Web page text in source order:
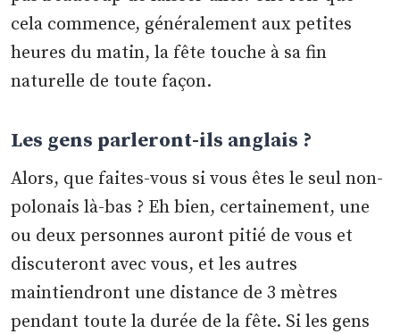
cela commence, généralement aux petites
heures du matin, la fête touche à sa fin
naturelle de toute façon.
Les gens parleront-ils anglais ?
Alors, que faites-vous si vous êtes le seul non-
polonais là-bas ? Eh bien, certainement, une
ou deux personnes auront pitié de vous et
discuteront avec vous, et les autres
maintiendront une distance de 3 mètres
pendant toute la durée de la fête. Si les gens